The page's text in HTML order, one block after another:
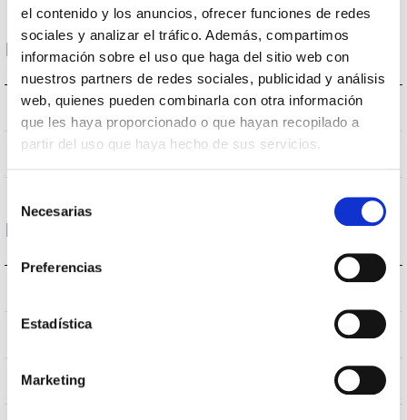
el contenido y los anuncios, ofrecer funciones de redes
sociales y analizar el tráfico. Además, compartimos
información sobre el uso que haga del sitio web con
nuestros partners de redes sociales, publicidad y análisis
web, quienes pueden combinarla con otra información
que les haya proporcionado o que hayan recopilado a
partir del uso que haya hecho de sus servicios.
consentimiento
Necesarias
Preferencias
Estadística
Marketing
Dimensions et montage
Dimensions 318 a 408x116mm
Empalmable Non
Données optiques
3.000K
>70
Optique VA00L1P